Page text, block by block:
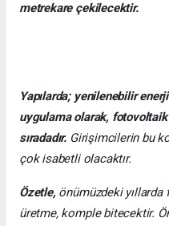
metrekare çekilecektir.
Yapılarda; yenilenebilir
uygulama olarak,
sıradadır. Girişimcilerin bu
çok isabetli olacaktır.
Özetle,önümüzdeki yıllarda
üretme, komple bitecektir.